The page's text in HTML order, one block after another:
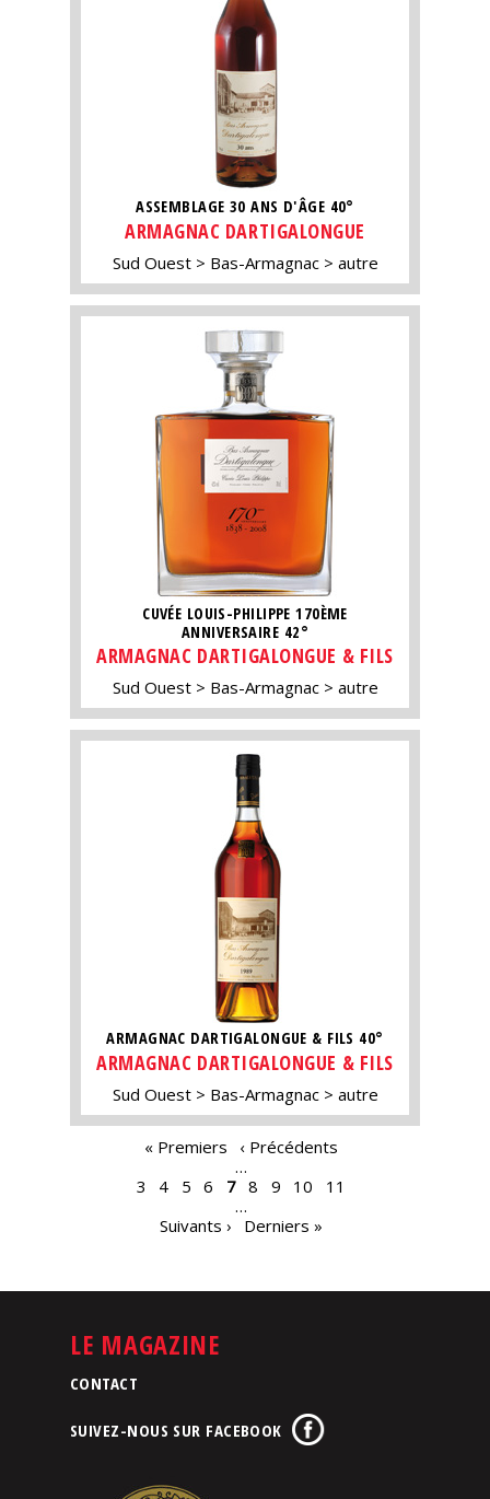
ASSEMBLAGE 30 ANS D'ÂGE 40°
ARMAGNAC DARTIGALONGUE
Sud Ouest Bas-Armagnac autre
CUVÉE LOUIS-PHILIPPE 170ÈME
ANNIVERSAIRE 42°
ARMAGNAC DARTIGALONGUE & FILS
Sud Ouest Bas-Armagnac autre
ARMAGNAC DARTIGALONGUE & FILS 40°
ARMAGNAC DARTIGALONGUE & FILS
Sud Ouest Bas-Armagnac autre
« Premiers
‹ Précédents
…
3
4 5 6 7 8 9 10
11
…
Suivants ›
Derniers »
LE MAGAZINE
CONTACT
SUIVEZ-NOUS SUR FACEBOOK